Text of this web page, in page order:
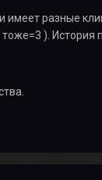
имеет разные
). История